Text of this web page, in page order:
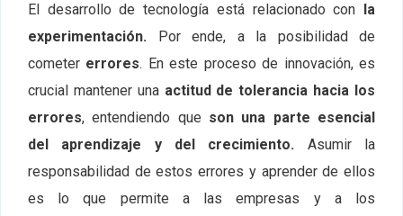
El desarrollo de tecnología está relacionado con
la
experimentación. Por ende, a la posibilidad de
cometer errores. En este proceso de innovación, es
crucial mantener una actitud de tolerancia hacia los
errores, entendiendo que son una parte esencial
del aprendizaje y del crecimiento. Asumir la
responsabilidad de estos errores y aprender de ellos
es lo que permite a las empresas y a los